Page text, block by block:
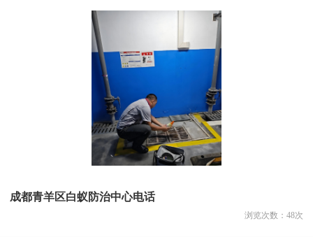
成都青羊区白蚁防治中心电话
浏览次数： 48次